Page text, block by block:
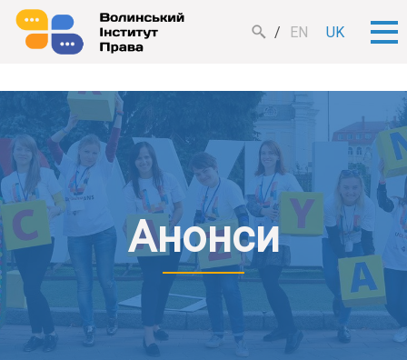
EN UK
Анонси